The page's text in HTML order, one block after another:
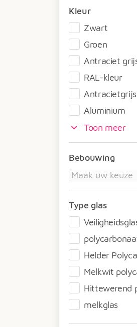
Kleur
Zwart
Groen
Antraciet
RAL-kleur
Antracietgrijs
Aluminium
Toon meer
Bebouwing
Type glas
Helder
Melkwit
Hittewerend
melkglas